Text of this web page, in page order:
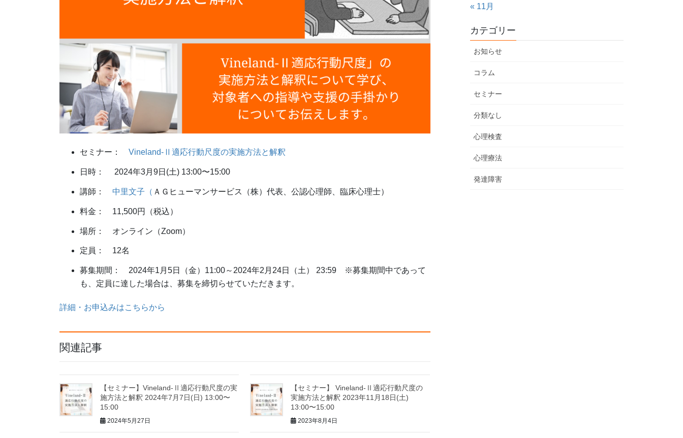
セミナー： Vineland-Ⅱ適応行動尺度の実施方法と解釈
日時： 2024年3月9日(土) 13:00〜15:00
講師： 中里文子（ ＡＧヒューマンサービス（株）代表、公認心理師、臨床心理士）
料金： 11,500円（税込）
場所： オンライン（Zoom）
定員： 12名
募集期間： 2024年1月5日（金）11:00～2024年2月24日（土） 23:59 ※募集期間中であって
も、定員に達した場合は、募集を締切らせていただきます。
詳細・お申込みはこちらから
関連記事
【セミナー】Vineland-Ⅱ適応行動尺度の実
施方法と解釈 2024年7月7日(日) 13:00〜
15:00
2024年5月27日
【セミナー】 Vineland-Ⅱ適応行動尺度の
実施方法と解釈 2023年11月18日(土)
13:00〜15:00
2023年8月4日
« 11月
カテゴリー
お知らせ
コラム
セミナー
分類なし
心理検査
心理療法
発達障害